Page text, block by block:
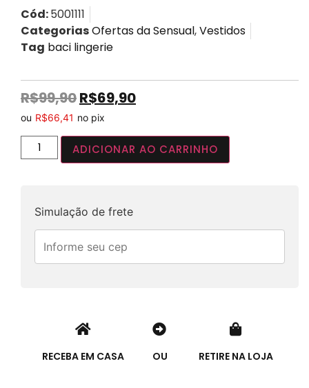
Cód:5001111
CategoriasOfertas da Sensual,Vestidos
Tag baci lingerie
R$99,90R$69,90
ou R$66,41 no pix
ADICIONAR AO CARRINHO
Simulação de frete
RECEBA EM CASA OU RETIRE NA LOJA